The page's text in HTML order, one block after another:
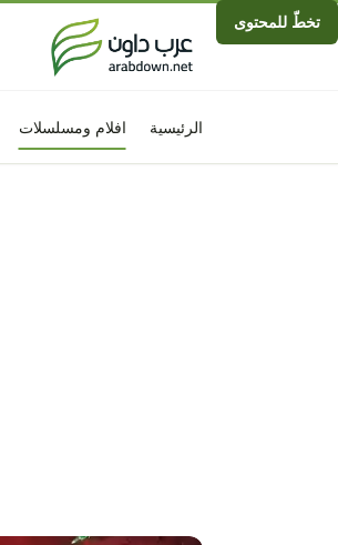
تخطّ للمحتوى
الرئيسية افلام ومسلسلات